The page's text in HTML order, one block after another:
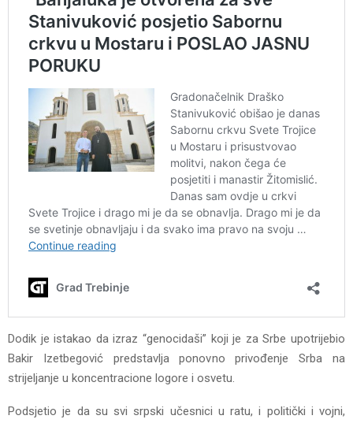
Dodik je istakao da izraz “genocidaši” koji je za Srbe upotrijebio
Bakir Izetbegović predstavlja ponovno privođenje Srba na
strijeljanje u koncentracione logore i osvetu.
Podsjetio je da su svi srpski učesnici u ratu, i politički i vojni,